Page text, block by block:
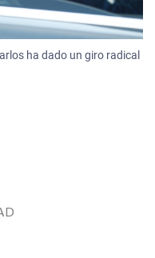
ha dado un giro radical